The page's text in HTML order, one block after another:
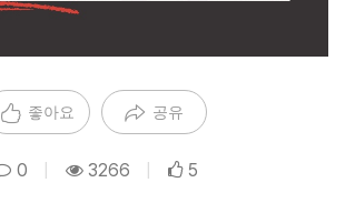
좋아요 공유
0 3266 5